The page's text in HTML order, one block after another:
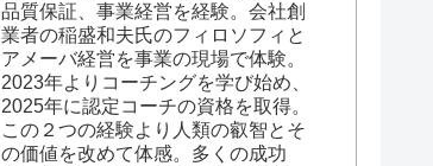
品質保証、事業経営を経験。会社創
業者の稲盛和夫氏のフィロソフィと
アメーバ経営を事業の現場で体験。
2023年よりコーチングを学び始め、
2025年に認定コーチの資格を取得。
この２つの経験より人類の叡智とそ
の価値を改めて体感。多くの成功